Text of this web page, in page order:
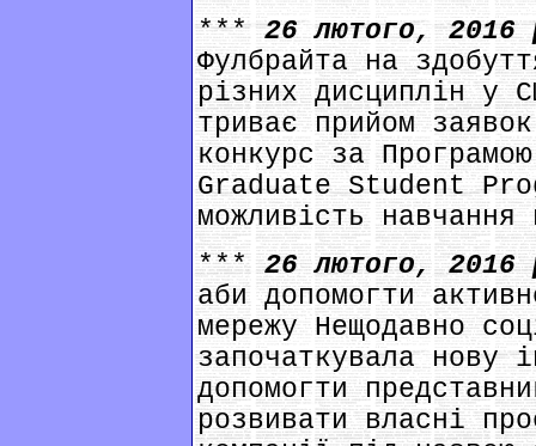
***26 лютого,
Фулбрайта на
різних дисциплін у
триває прийом
конкурс за
Graduate Student
можливість
***26 лютого,
аби допомогти
мережу Нещодавно
започаткувала нову
допомогти
розвивати власні